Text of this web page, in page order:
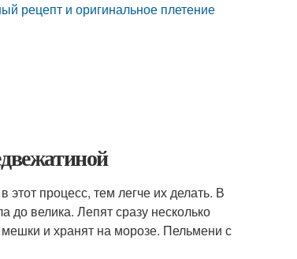
рецепт и оригинальное плетение
процесс, тем легче их делать. В
до велика. Лепят сразу несколько
и хранят на морозе. Пельмени с